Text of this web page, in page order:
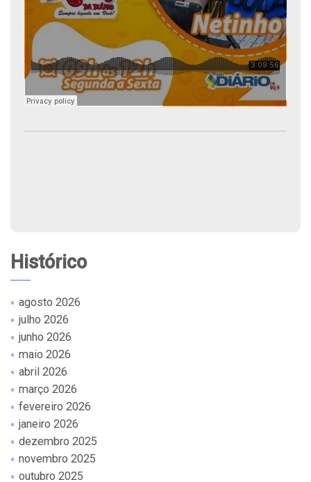
Histórico
agosto 2026
julho 2026
junho 2026
maio 2026
abril 2026
março 2026
fevereiro 2026
janeiro 2026
dezembro 2025
novembro 2025
outubro 2025